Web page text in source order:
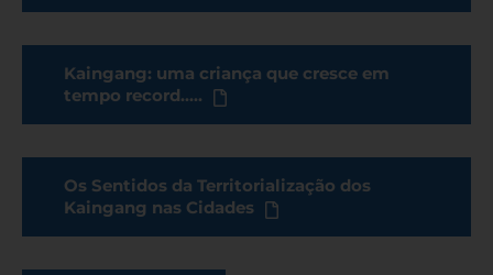
Kaingang: uma criança que cresce em
tempo record.....
Os Sentidos da Territorialização dos
Kaingang nas Cidades